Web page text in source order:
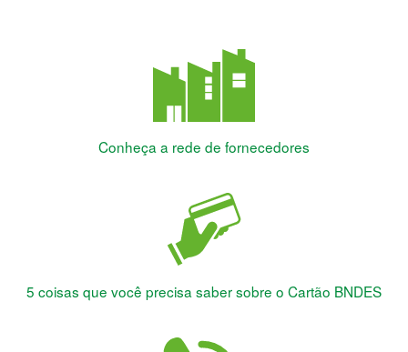
Conheça a rede de fornecedores
5 coisas que você precisa saber sobre o Cartão BNDES